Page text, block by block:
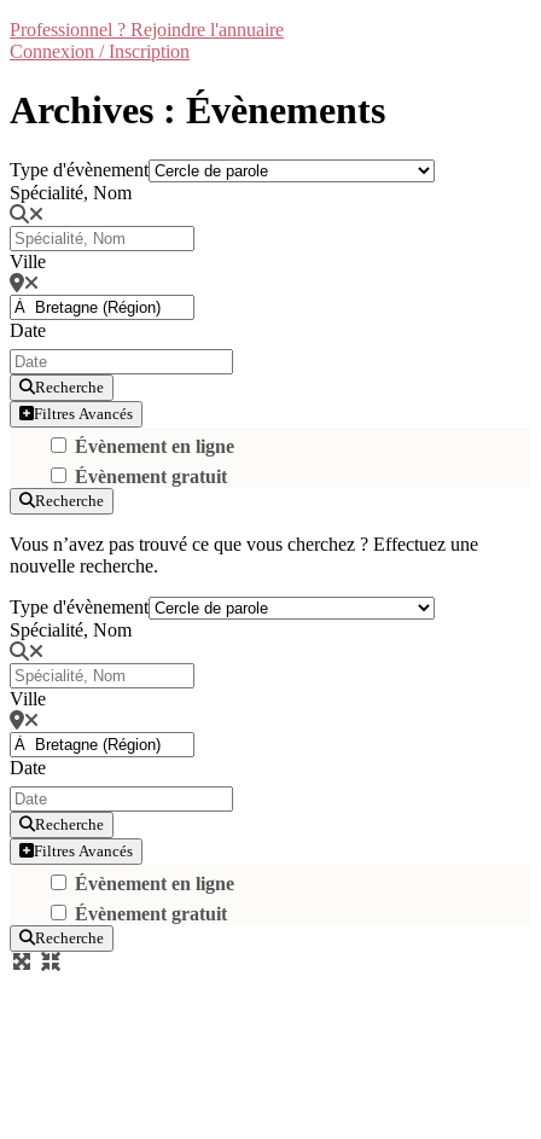
Professionnel ? Rejoindre l'annuaire
Connexion / Inscription
Archives : Évènements
Type d'évènement
Spécialité, Nom
Ville
Date
Recherche
Filtres Avancés
Évènement en ligne
Évènement gratuit
Recherche
Vous n’avez pas trouvé ce que vous cherchez ? Effectuez une
nouvelle recherche.
Type d'évènement
Spécialité, Nom
Ville
Date
Recherche
Filtres Avancés
Évènement en ligne
Évènement gratuit
Recherche